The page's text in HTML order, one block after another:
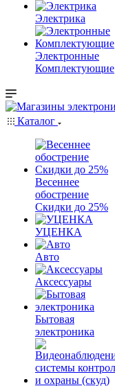
Электрика
Электронные
Комплектующие
Каталог
Весеннее
обострение
Скидки до 25%
УЦЕНКА
Авто
Аксессуары
Бытовая
электроника